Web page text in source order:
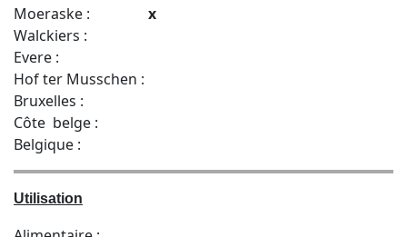
Moeraske :
x
Walckiers :
Evere :
Hof ter Musschen :
Bruxelles :
Côte belge :
Belgique :
Utilisation